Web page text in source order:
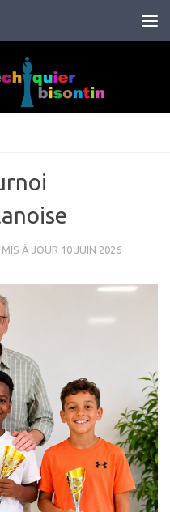
MIS À JOUR 10 JUIN 2026